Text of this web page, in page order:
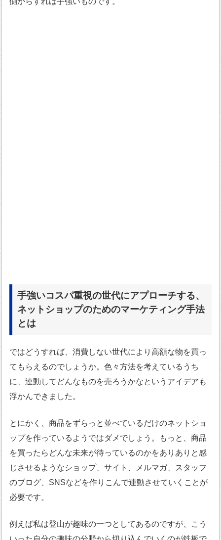
手強いコスパ重視の世代にアプローチする、
ネットショップのためのマーケティング手法
とは
ではどうすれば、消費しない世代により高額な物を買っ
てもらえるのでしょうか。色々方法を考えているうち
に、連動してどんなものを売ろうかなというアイデアも
浮かんできました。
とにかく、商品をずらっと並べているだけのネットショ
ップを作っているようではダメでしょう。もっと、商品
を買ったらどんな未来が待っているのかをありありと感
じさせるようなショップ、サイト、メルマガ、スタッフ
のブログ、SNSなどを作りこんで連動させていくことが
必要です。
例えば私は登山が趣味の一つとしてあるのですが、こう